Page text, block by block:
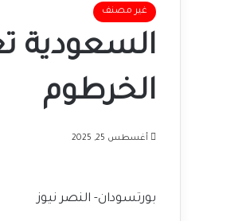
غير مصنف
السعودية
الخرطوم
أغسطس 25, 2025
بورتسودان- النصر نيوز